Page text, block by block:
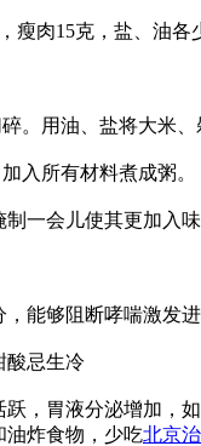
瘦肉15克，盐、油各
。用油、盐将大米、
入所有材料煮成粥。
一会儿使其更加入味
能够阻断哮喘激发
忌生冷
，胃液分泌增加，
油炸食物，少吃北京